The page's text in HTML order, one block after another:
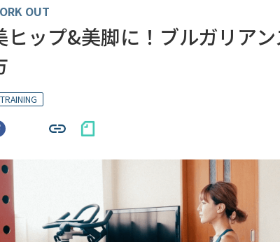
OUT
ヒップ&美脚に！ブルガリア
TRAINING